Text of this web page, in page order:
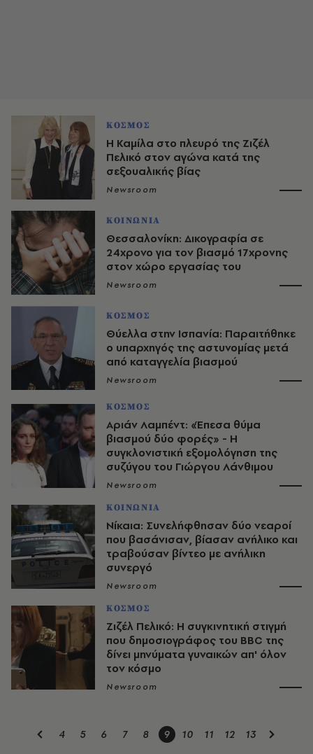
ΚΟΣΜΟΣ
Η Καμίλα στο πλευρό της Ζιζέλ
Πελικό στον αγώνα κατά της
σεξουαλικής βίας
Newsroom
ΚΟΙΝΩΝΙΑ
Θεσσαλονίκη: Δικογραφία σε
24χρονο για τον βιασμό 17χρονης
στον χώρο εργασίας του
Newsroom
ΚΟΣΜΟΣ
Θύελλα στην Ισπανία: Παραιτήθηκε
ο υπαρχηγός της αστυνομίας μετά
από καταγγελία βιασμού
Newsroom
ΚΟΣΜΟΣ
Αριάν Λαμπέντ: «Έπεσα θύμα
βιασμού δύο φορές» - Η
συγκλονιστική εξομολόγηση της
συζύγου του Γιώργου Λάνθιμου
Newsroom
ΚΟΙΝΩΝΙΑ
Νίκαια: Συνελήφθησαν δύο νεαροί
που βασάνισαν, βίασαν ανήλικο και
τραβούσαν βίντεο με ανήλικη
συνεργό
Newsroom
ΚΟΣΜΟΣ
Ζιζέλ Πελικό: Η συγκινητική στιγμή
που δημοσιογράφος του BBC της
δίνει μηνύματα γυναικών απ' όλον
τον κόσμο
Newsroom
4 5 6 7 8 9 10 11 12 13